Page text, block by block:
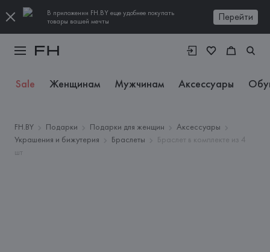
В приложении FH.BY еще удобнее покупать
товары вашей мечты
Перейти
Sale Женщинам Мужчинам Аксессуары
FH.BY Подарки Подарки для женщин
Аксессуары
Украшения и бижутерия
Браслеты
Браслет в комплекте из 4
шт